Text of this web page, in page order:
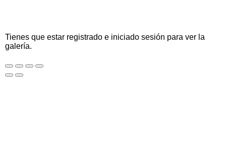
Tienes que estar registrado e iniciado sesión para ver la
galería.